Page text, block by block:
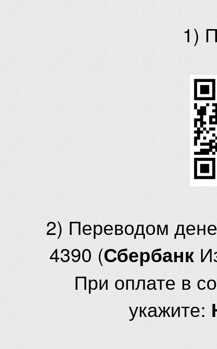
1)
2) Переводом
4390 (Сбербанк
При оплате в
укажите: